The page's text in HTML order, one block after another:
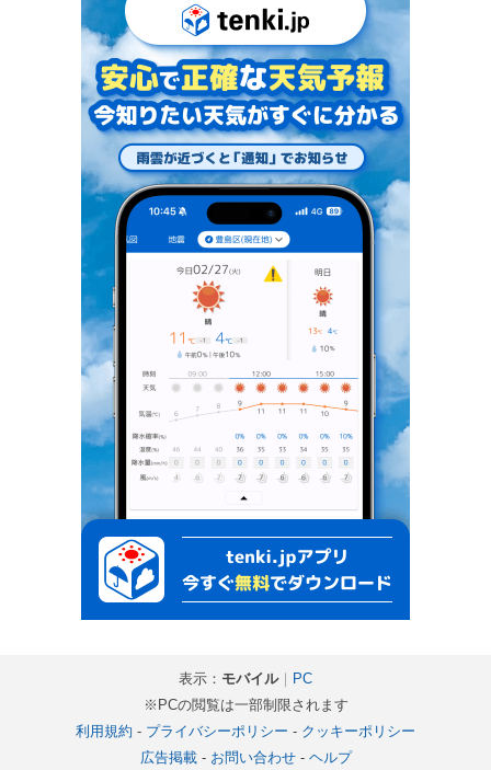
表示： モバイル｜ PC
※PCの閲覧は一部制限されます
利用規約 - プライバシーポリシー - クッキーポリシー
広告掲載- お問い合わせ- ヘルプ